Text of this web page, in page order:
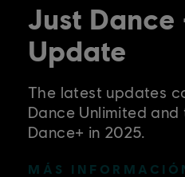
Just
Update
The latest updates
Dance Unlimited
Dance+ in 2025.
MÁS